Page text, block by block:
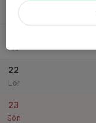
Fre
22
Lör
23
Sön